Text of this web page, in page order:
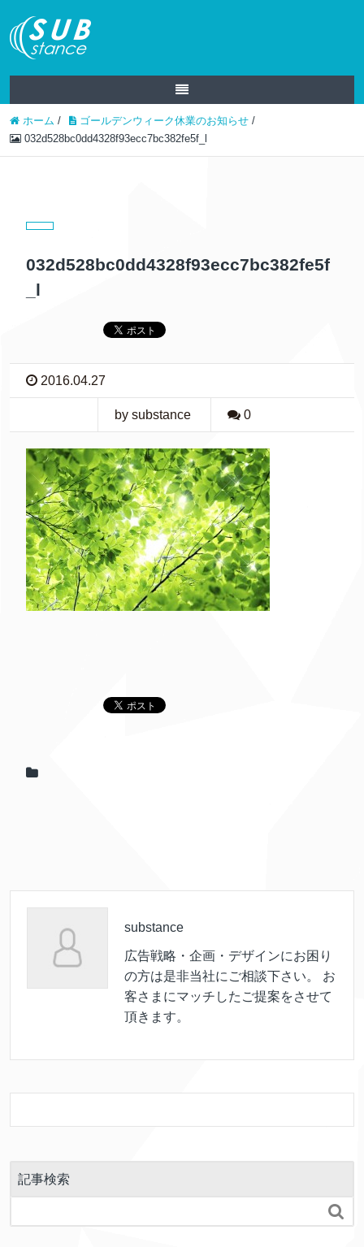
ホーム / ゴールデンウィーク休業のお知らせ /
032d528bc0dd4328f93ecc7bc382fe5f_l
032d528bc0dd4328f93ecc7bc382fe5f
_l
2016.04.27
by substance 0
substance
広告戦略・企画・デザインにお困り
の方は是非当社にご相談下さい。 お
客さまにマッチしたご提案をさせて
頂きます。
記事検索
